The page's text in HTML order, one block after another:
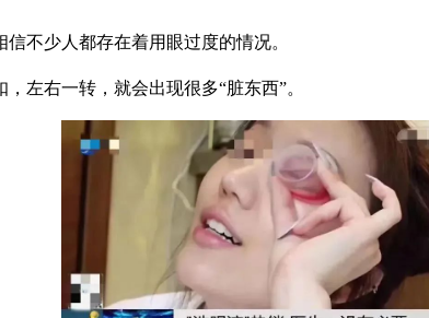
不少人都存在着用眼过度的情况。
右一转，就会出现很多“脏东西”。